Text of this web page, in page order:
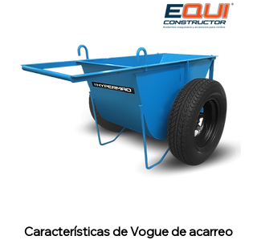
Características de Vogue de acarreo